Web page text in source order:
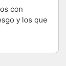
con
y los que